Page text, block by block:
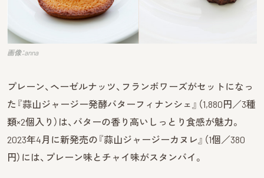
画像：anna
プレーン、ヘーゼルナッツ、フランボワーズがセットになっ
た『蒜山ジャージー発酵バターフィナンシェ』（1,880円／3種
類×2個入り）は、バターの香り高いしっとり食感が魅力。
2023年4月に新発売の『蒜山ジャージーカヌレ』（1個／380
円）には、プレーン味とチャイ味がスタンバイ。